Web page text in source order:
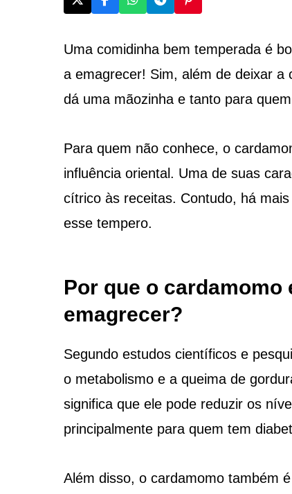
Uma comidinha bem temperada é
a emagrecer! Sim, além de deixar a
dá uma mãozinha e tanto para
Para quem não conhece, o
influência oriental. Uma de suas
cítrico às receitas. Contudo, há
esse tempero.
Por que o cardamomo
emagrecer?
Segundo estudos científicos e
o metabolismo e a queima de
significa que ele pode reduzir os
principalmente para quem tem
Além disso, o cardamomo também